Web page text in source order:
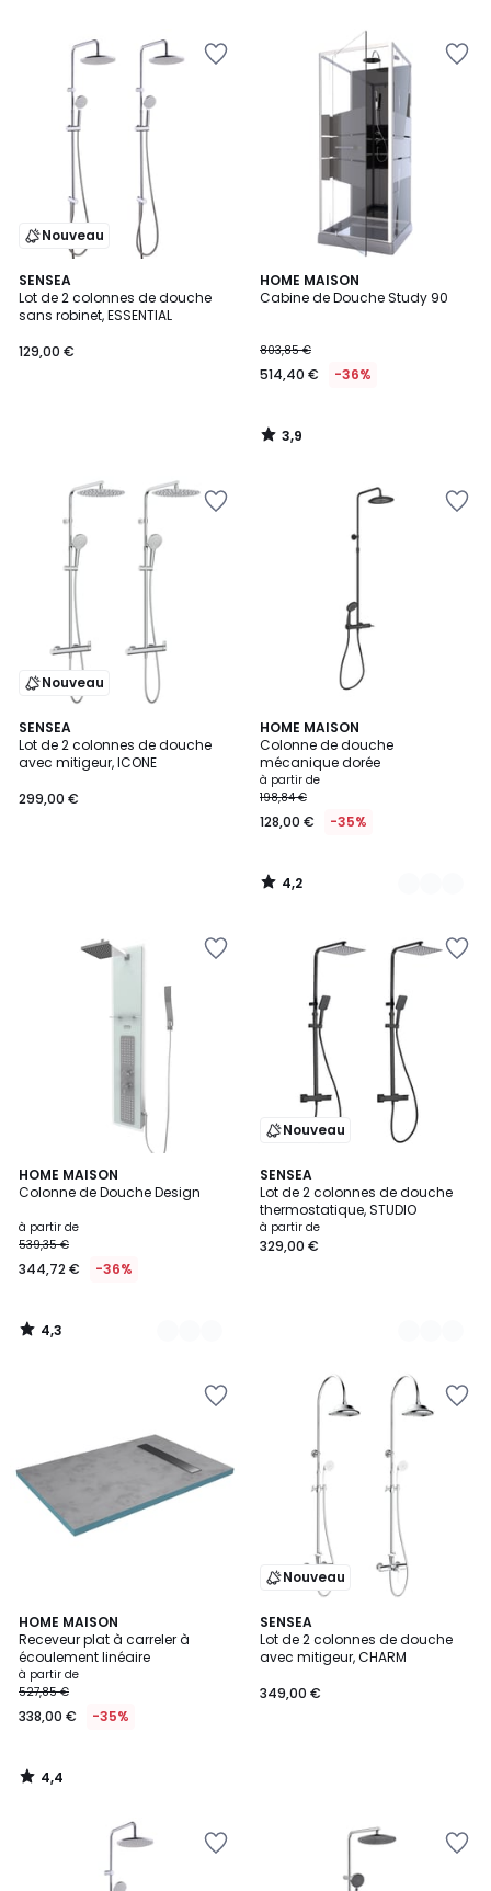
Nouveau
SENSEA
Lot de 2 colonnes de douche
sans robinet, ESSENTIAL
129,00 €
HOME MAISON
Cabine de Douche Study 90
803,85 €
514,40 € -36%
3,9
/ 5
3,9
/
Nouveau
SENSEA
Lot de 2 colonnes de douche
avec mitigeur, ICONE
299,00 €
HOME MAISON
Colonne de douche
mécanique dorée
à partir de
198,84 €
128,00 € -35%
4,2
/ 5
2
Couleurs
4,2
/
HOME MAISON
Colonne de Douche Design
à partir de
539,35 €
344,72 € -36%
4,3
/ 5
2
Couleurs
4,3
/
Nouveau
SENSEA
Lot de 2 colonnes de douche
thermostatique, STUDIO
à partir de
329,00 €
2
Couleurs
HOME MAISON
Receveur plat à carreler à
écoulement linéaire
à partir de
527,85 €
338,00 € -35%
4,4
/ 5
4,4
/
Nouveau
SENSEA
Lot de 2 colonnes de douche
avec mitigeur, CHARM
349,00 €